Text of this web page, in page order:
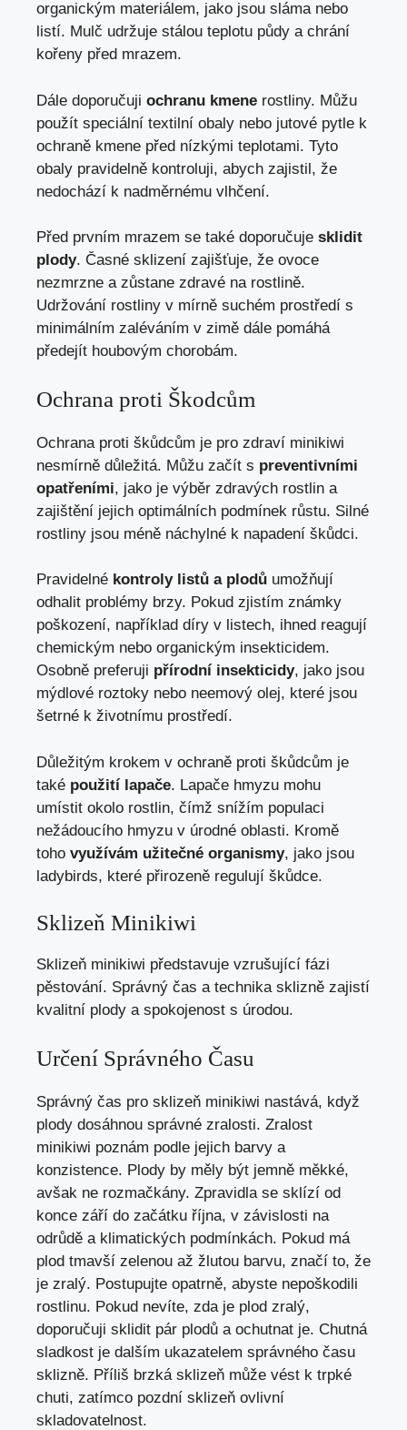
organickým materiálem, jako jsou sláma nebo
listí. Mulč udržuje stálou teplotu půdy a chrání
kořeny před mrazem.
Dále doporučuji ochranu kmene rostliny. Můžu
použít speciální textilní obaly nebo jutové pytle k
ochraně kmene před nízkými teplotami. Tyto
obaly pravidelně kontroluji, abych zajistil, že
nedochází k nadměrnému vlhčení.
Před prvním mrazem se také doporučuje sklidit
plody. Časné sklizení zajišťuje, že ovoce
nezmrzne a zůstane zdravé na rostlině.
Udržování rostliny v mírně suchém prostředí s
minimálním zaléváním v zimě dále pomáhá
předejít houbovým chorobám.
Ochrana proti Škodcům
Ochrana proti škůdcům je pro zdraví minikiwi
nesmírně důležitá. Můžu začít s preventivními
opatřeními, jako je výběr zdravých rostlin a
zajištění jejich optimálních podmínek růstu. Silné
rostliny jsou méně náchylné k napadení škůdci.
Pravidelné kontroly listů a plodů umožňují
odhalit problémy brzy. Pokud zjistím známky
poškození, například díry v listech, ihned reagují
chemickým nebo organickým insekticidem.
Osobně preferuji přírodní insekticidy, jako jsou
mýdlové roztoky nebo neemový olej, které jsou
šetrné k životnímu prostředí.
Důležitým krokem v ochraně proti škůdcům je
také použití lapače. Lapače hmyzu mohu
umístit okolo rostlin, čímž snížím populaci
nežádoucího hmyzu v úrodné oblasti. Kromě
toho využívám užitečné organismy, jako jsou
ladybirds, které přirozeně regulují škůdce.
Sklizeň Minikiwi
Sklizeň minikiwi představuje vzrušující fázi
pěstování. Správný čas a technika sklizně zajistí
kvalitní plody a spokojenost s úrodou.
Určení Správného Času
Správný čas pro sklizeň minikiwi nastává, když
plody dosáhnou správné zralosti. Zralost
minikiwi poznám podle jejich barvy a
konzistence. Plody by měly být jemně měkké,
avšak ne rozmačkány. Zpravidla se sklízí od
konce září do začátku října, v závislosti na
odrůdě a klimatických podmínkách. Pokud má
plod tmavší zelenou až žlutou barvu, značí to, že
je zralý. Postupujte opatrně, abyste nepoškodili
rostlinu. Pokud nevíte, zda je plod zralý,
doporučuji sklidit pár plodů a ochutnat je. Chutná
sladkost je dalším ukazatelem správného času
sklizně. Příliš brzká sklizeň může vést k trpké
chuti, zatímco pozdní sklizeň ovlivní
skladovatelnost.